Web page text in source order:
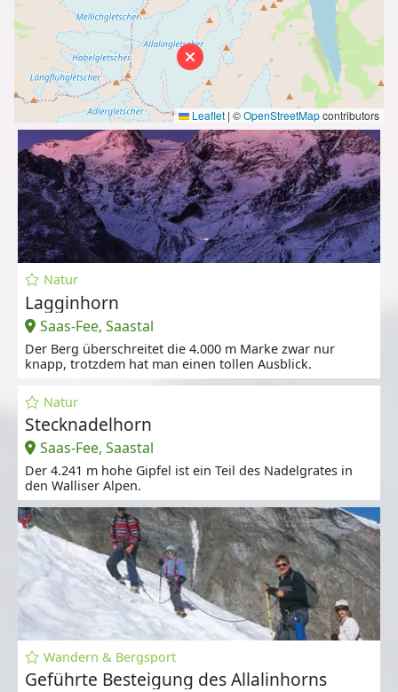
Leaflet | ©OpenStreetMapcontributors
Natur
Lagginhorn
Saas-Fee, Saastal
Der Berg überschreitet die 4.000 m Marke zwar nur
knapp, trotzdem hat man einen tollen Ausblick.
Natur
Stecknadelhorn
Saas-Fee, Saastal
Der 4.241 m hohe Gipfel ist ein Teil des Nadelgrates in
den Walliser Alpen.
Wandern & Bergsport
Geführte Besteigung des Allalinhorns